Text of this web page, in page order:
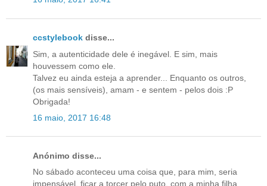
ccstylebook disse...
Sim, a autenticidade dele é inegável. E sim, mais
houvessem como ele.
Talvez eu ainda esteja a aprender... Enquanto os outros,
(os mais sensíveis), amam - e sentem - pelos dois :P
Obrigada!
16 maio, 2017 16:48
Anónimo disse...
No sábado aconteceu uma coisa que, para mim, seria
impensável, ficar a torcer pelo puto, com a minha filha